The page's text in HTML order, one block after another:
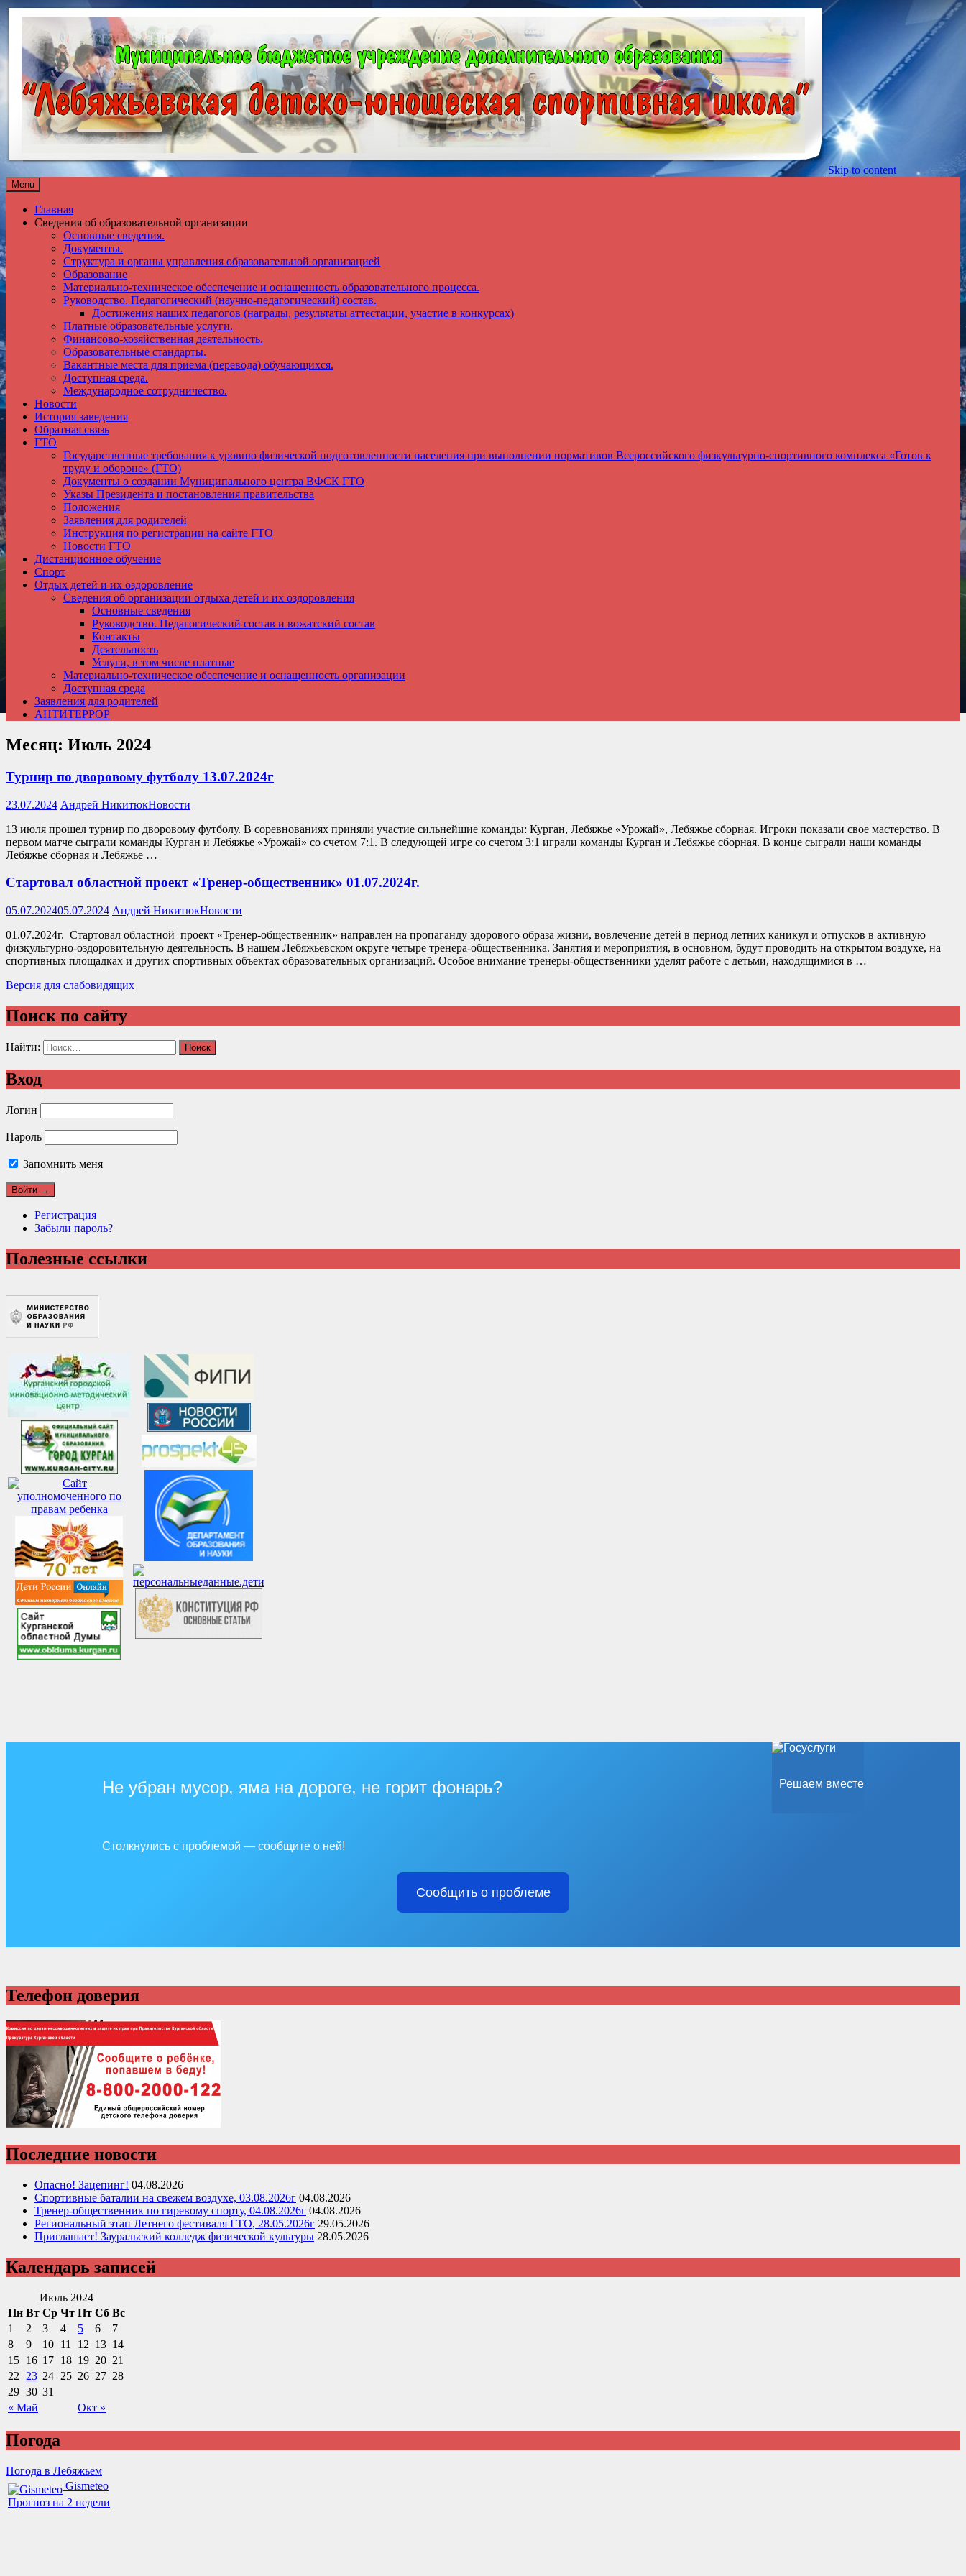
Skip to content
Menu
Главная
Сведения об образовательной организации
Основные сведения.
Документы.
Структура и органы управления образовательной организацией
Образование
Материально-техническое обеспечение и оснащенность образовательного процесса.
Руководство. Педагогический (научно-педагогический) состав.
Достижения наших педагогов (награды, результаты аттестации, участие в конкурсах)
Платные образовательные услуги.
Финансово-хозяйственная деятельность.
Образовательные стандарты.
Вакантные места для приема (перевода) обучающихся.
Доступная среда.
Международное сотрудничество.
Новости
История заведения
Обратная связь
ГТО
Государственные требования к уровню физической подготовленности населения при выполнении нормативов Всероссийского физкультурно-спортивного комплекса «Готов к
труду и обороне» (ГТО)
Документы о создании Муниципального центра ВФСК ГТО
Указы Президента и постановления правительства
Положения
Заявления для родителей
Инструкция по регистрации на сайте ГТО
Новости ГТО
Дистанционное обучение
Спорт
Отдых детей и их оздоровление
Сведения об организации отдыха детей и их оздоровления
Основные сведения
Руководство. Педагогический состав и вожатский состав
Контакты
Деятельность
Услуги, в том числе платные
Материально-техническое обеспечение и оснащенность организации
Доступная среда
Заявления для родителей
АНТИТЕРРОР
Месяц: Июль 2024
Турнир по дворовому футболу 13.07.2024г
23.07.2024 Андрей НикитюкНовости
13 июля прошел турнир по дворовому футболу. В соревнованиях приняли участие сильнейшие команды: Курган, Лебяжье «Урожай», Лебяжье сборная. Игроки показали свое мастерство. В
первом матче сыграли команды Курган и Лебяжье «Урожай» со счетом 7:1. В следующей игре со счетом 3:1 играли команды Курган и Лебяжье сборная. В конце сыграли наши команды
Лебяжье сборная и Лебяжье …
Стартовал областной проект «Тренер-общественник» 01.07.2024г.
05.07.202405.07.2024 Андрей НикитюкНовости
01.07.2024г. Стартовал областной проект «Тренер-общественник» направлен на пропаганду здорового образа жизни, вовлечение детей в период летних каникул и отпусков в активную
физкультурно-оздоровительную деятельность. В нашем Лебяжьевском округе четыре тренера-общественника. Занятия и мероприятия, в основном, будут проводить на открытом воздухе, на
спортивных площадках и других спортивных объектах образовательных организаций. Особое внимание тренеры-общественники уделят работе с детьми, находящимися в …
Версия для слабовидящих
Поиск по сайту
Найти:
Вход
Логин
Пароль
Запомнить меня
Регистрация
Забыли пароль?
Полезные ссылки
Решаем вместе
Не убран мусор, яма на дороге, не горит фонарь?
Столкнулись с проблемой — сообщите о ней!
Сообщить о проблеме
Телефон доверия
Последние новости
Опасно! Зацепинг! 04.08.2026
Спортивные баталии на свежем воздухе, 03.08.2026г 04.08.2026
Тренер-общественник по гиревому спорту, 04.08.2026г 04.08.2026
Региональный этап Летнего фестиваля ГТО, 28.05.2026г 29.05.2026
Приглашает! Зауральский колледж физической культуры 28.05.2026
Календарь записей
Июль 2024
Пн Вт Ср Чт Пт Сб Вс
« Май Окт »
1 2 3 4 5 6
7
8
9 10 11 12 13 14
15 16 17 18 19 20 21
22
23 24 25 26 27 28
29 30 31
Погода
Погода в Лебяжьем
Gismeteo
Прогноз на 2 недели